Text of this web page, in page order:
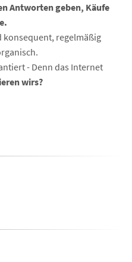
Antworten geben, Käufe
konsequent, regelmäßig
- Denn das Internet
wirs?